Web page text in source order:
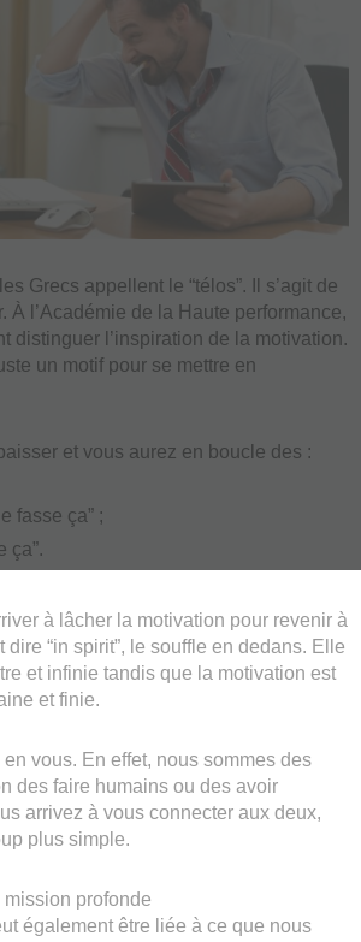
Grecs appellent le “télos”. Il s’agit de
À l’Académie de la Haute performance,
distinguer l’inspiration de la motivation.
un motif pour se mettre en
et vous aurez en boucle des :
fasse ça” ;
ça”.
à lâcher la motivation pour revenir à
dire “in spirit”, le souffle en dedans. Elle
et infinie tandis que la motivation est
et finie.
vous. En effet, nous sommes des
des faire humains ou des avoir
arrivez à vous connecter aux deux,
plus simple.
profonde
également être liée à ce que nous